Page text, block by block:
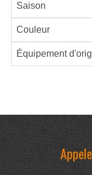
Saison
Couleur
Équipement